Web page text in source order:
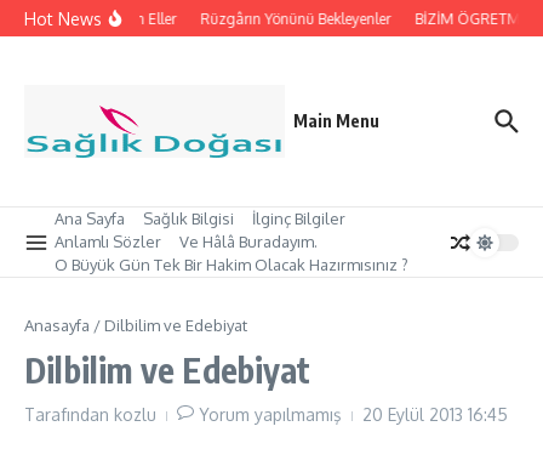
İçeriğe atla
Hot Newsİpleri Tutan Eller Rüzgârın Yönünü Bekleyenler BİZİM
Main Menu
Ana Sayfa Sağlık Bilgisi
İlginç Bilgiler
Anlamlı Sözler
Ve Hâlâ Buradayım.
O Büyük Gün Tek Bir Hakim Olacak Hazırmısınız ?
Anasayfa / Dilbilim ve Edebiyat
Dilbilim ve Edebiyat
Tarafından kozlu Yorum yapılmamış 20 Eylül 2013 16:45